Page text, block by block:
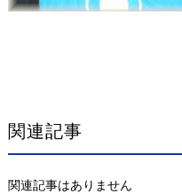
関連記事
関連記事はありません